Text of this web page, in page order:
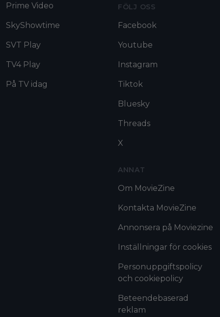
Prime Video
SkyShowtime
SVT Play
TV4 Play
På TV idag
FÖLJ OSS
Facebook
Youtube
Instagram
Tiktok
Bluesky
Threads
X
ANNAT
Om MovieZine
Kontakta MovieZine
Annonsera på Moviezine
Inställningar för cookies
Personuppgiftspolicy
och cookiepolicy
Beteendebaserad
reklam